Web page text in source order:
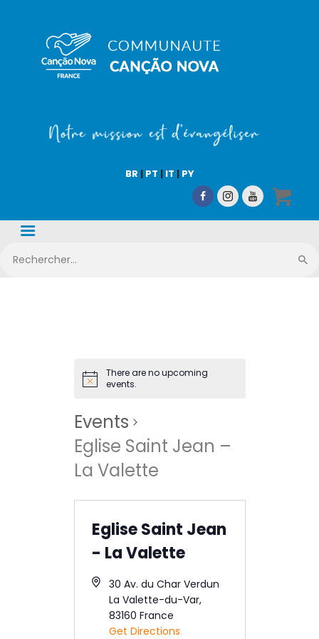
BR | PT | IT | PY
COMMUNAUTÉ CN
Notre mission est d'évangéliser !
Qui sommes-nous
CN Média
Nos activités
There are no upcoming
events.
Events
Eglise Saint Jean –
La Valette
Eglise Saint Jean
- La Valette
30 Av. du Char Verdun
La Valette-du-Var,
83160 France
Get Directions